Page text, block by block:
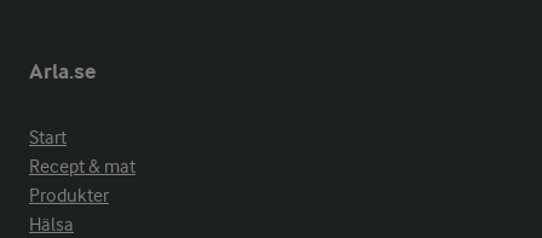
Arla.se
Start
Recept & mat
Produkter
Hälsa